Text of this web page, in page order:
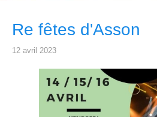
Re fêtes d'Asson
12 avril 2023